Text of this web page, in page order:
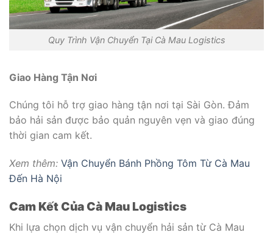
Quy Trình Vận Chuyển Tại Cà Mau Logistics
Giao Hàng Tận Nơi
Chúng tôi hỗ trợ giao hàng tận nơi tại Sài Gòn. Đảm
bảo hải sản được bảo quản nguyên vẹn và giao đúng
thời gian cam kết.
Xem thêm: Vận Chuyển Bánh Phồng Tôm Từ Cà Mau
Đến Hà Nội
Cam Kết Của Cà Mau Logistics
Khi lựa chọn dịch vụ vận chuyển hải sản từ Cà Mau